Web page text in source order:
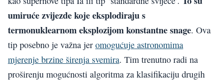
umiruće zvijezde koje eksplodiraju s
termonuklearnom eksplozijom konstantne snage. Ova
tip posebno je važna jer omogućuje astronomima
mjerenje brzine širenja svemira. Tim trenutno radi na
proširenju mogućnosti algoritma za klasifikaciju drugih